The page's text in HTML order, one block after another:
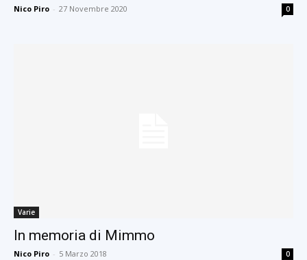
Nico Piro - 27 Novembre 2020 0
Varie
In memoria di Mimmo
Nico Piro - 5 Marzo 2018 0